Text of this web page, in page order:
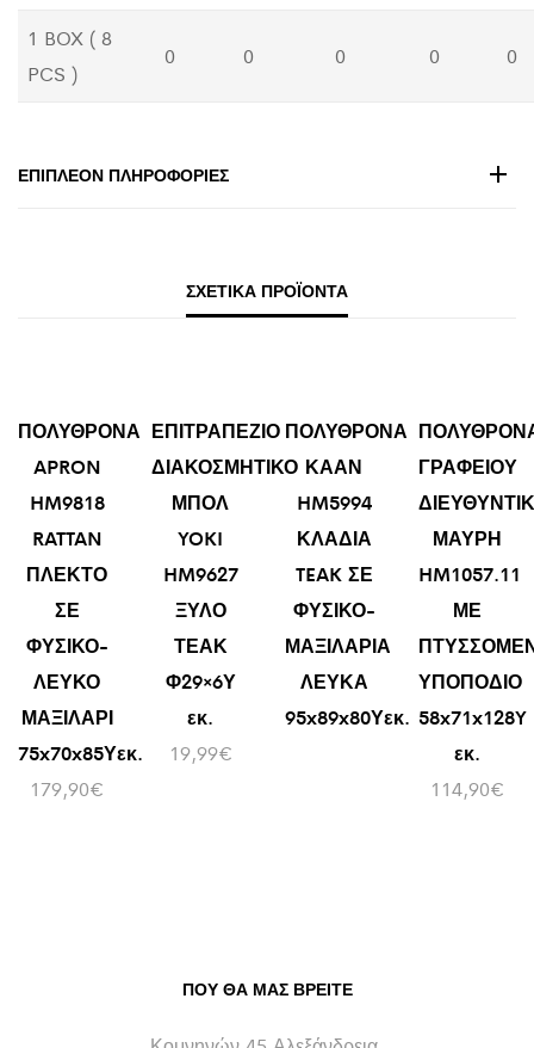
1 BOX ( 8
PCS )
0 0 0 0 0
ΕΠΙΠΛΈΟΝ ΠΛΗΡΟΦΟΡΊΕΣ
ΣΧΕΤΙΚΆ ΠΡΟΪΌΝΤΑ
ΠΟΛΥΘΡΟΝΑ
APRON
HM9818
RATTAN
ΠΛΕΚΤΟ
ΣΕ
ΦΥΣΙΚΟ-
ΛΕΥΚΟ
ΜΑΞΙΛΑΡΙ
75x70x85Υεκ.
179,90€
ΕΠΙΤΡΑΠΕΖΙΟ
ΔΙΑΚΟΣΜΗΤΙΚΟ
ΜΠΟΛ
YOKI
HM9627
ΞΥΛΟ
ΤΕΑΚ
Φ29×6Υ
εκ.
19,99€
ΠΟΛΥΘΡΟΝΑ
ΚΑΑΝ
HM5994
ΚΛΑΔΙΑ
TEAK ΣΕ
ΦΥΣΙΚΟ-
ΜΑΞΙΛΑΡΙΑ
ΛΕΥΚΑ
95x89x80Υεκ.
ΓΡΑΦΕΙΟΥ
ΜΑΥΡΗ
HM1057.11
ΜΕ
ΥΠΟΠΟΔΙΟ
58x71x128Y
εκ.
114,90€
ΠΟΥ ΘΑ ΜΑΣ ΒΡΕΊΤΕ